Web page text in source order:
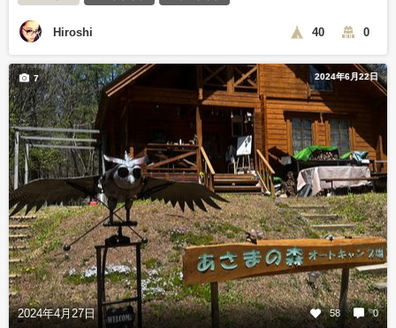
Hiroshi 40 0
2024年6月22日
2024年4月27日 58 0
7